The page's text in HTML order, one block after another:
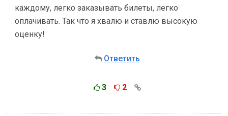
каждому, легко заказывать билеты, легко
оплачивать. Так что я хвалю и ставлю высокую
оценку!
Ответить
3 2